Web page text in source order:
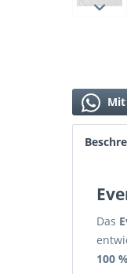
Das
100